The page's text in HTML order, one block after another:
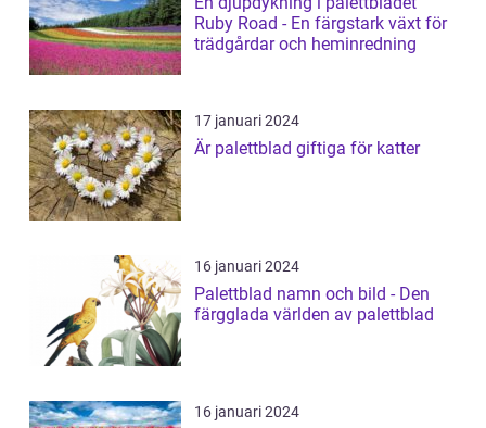
Ruby Road - En färgstark växt för
trädgårdar och heminredning
17 januari 2024
Är palettblad giftiga för katter
16 januari 2024
Palettblad namn och bild - Den
färgglada världen av palettblad
16 januari 2024